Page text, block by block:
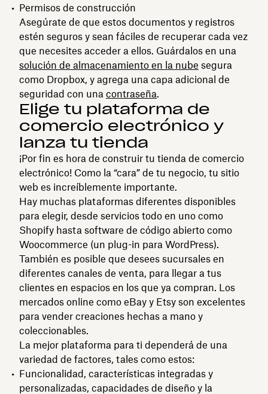
Permisos de construcción
Asegúrate de que estos documentos y registros
estén seguros y sean fáciles de recuperar cada vez
que necesites acceder a ellos. Guárdalos en una
solución de almacenamiento en la nube segura
como Dropbox, y agrega una capa adicional de
seguridad con una contraseña.
Elige tu plataforma de
comercio electrónico y
lanza tu tienda
¡Por fin es hora de construir tu tienda de comercio
electrónico! Como la “cara” de tu negocio, tu sitio
web es increíblemente importante.
Hay muchas plataformas diferentes disponibles
para elegir, desde servicios todo en uno como
Shopify hasta software de código abierto como
Woocommerce (un plug-in para WordPress).
También es posible que desees sucursales en
diferentes canales de venta, para llegar a tus
clientes en espacios en los que ya compran. Los
mercados online como eBay y Etsy son excelentes
para vender creaciones hechas a mano y
coleccionables.
La mejor plataforma para ti dependerá de una
variedad de factores, tales como estos:
Funcionalidad, características integradas y
personalizadas, capacidades de diseño y la